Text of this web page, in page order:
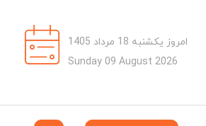
امروز یکشنبه 18 مرداد 1405
Sunday 09 August 2026